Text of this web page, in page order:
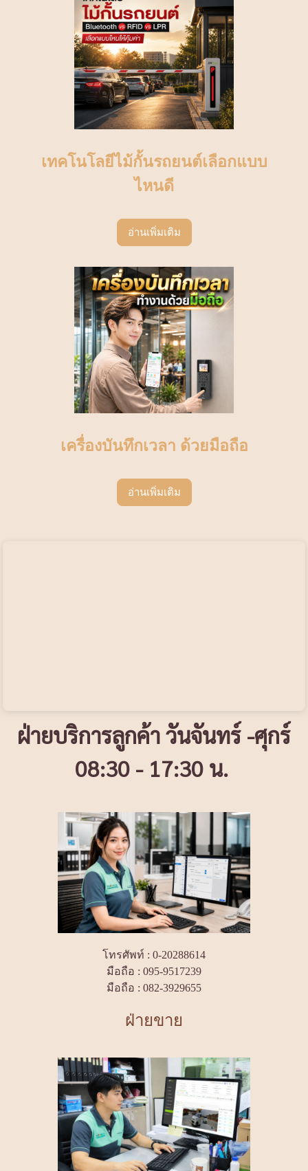
เทคโนโลยีไม้กั้นรถยนต์เลือกแบบ
ไหนดี
อ่านเพิ่มเติม
เครื่องบันทึกเวลา ด้วยมือถือ
อ่านเพิ่มเติม
ฝ่ายบริการลูกค้า วันจันทร์ -ศุกร์
08:30 - 17:30 น.
โทรศัพท์ : 0-20288614
มือถือ : 095-9517239
มือถือ : 082-3929655
ฝ่ายขาย